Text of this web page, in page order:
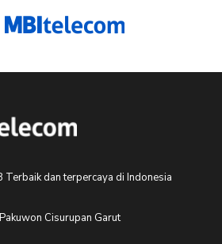
Terbaik dan terpercaya di Indonesia
Cisurupan Garut